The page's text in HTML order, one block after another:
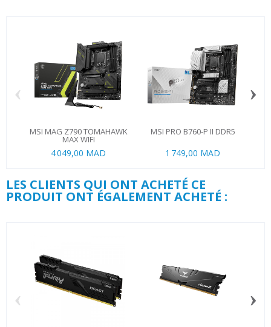
MSI MAG Z790 TOMAHAWK
MAX WIFI
4 049,00 MAD
MSI PRO B760-P II DDR5
1 749,00 MAD
‹ ›
LES CLIENTS QUI ONT ACHETÉ CE
PRODUIT ONT ÉGALEMENT ACHETÉ :
‹ ›